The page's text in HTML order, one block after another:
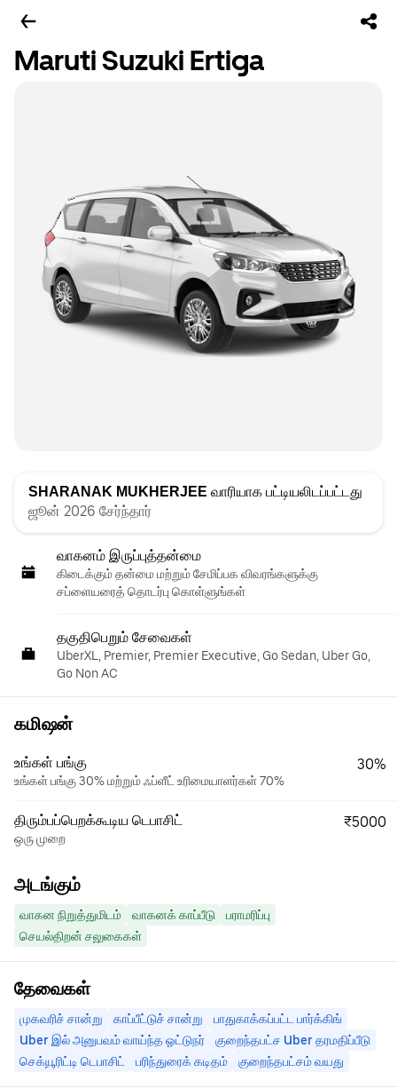
Maruti Suzuki Ertiga
SHARANAK MUKHERJEE வாரியாக பட்டியலிடப்பட்டது
ஜூன் 2026 சேர்ந்தார்
வாகனம் இருப்புத்தன்மை
கிடைக்கும் தன்மை மற்றும் சேமிப்பக விவரங்களுக்கு
சப்ளையரைத் தொடர்பு கொள்ளுங்கள்
தகுதிபெறும் சேவைகள்
UberXL, Premier, Premier Executive, Go Sedan, Uber Go,
Go Non AC
கமிஷன்
உங்கள் பங்கு
உங்கள் பங்கு 30% மற்றும் ஃப்ளீட் உரிமையாளர்கள் 70%
30%
திரும்பப்பெறக்கூடிய டெபாசிட்
ஒரு முறை
₹5000
அடங்கும்
வாகன நிறுத்துமிடம் வாகனக் காப்பீடு
பராமரிப்பு
செயல்திறன் சலுகைகள்
தேவைகள்
முகவரிச் சான்று காப்பீட்டுச் சான்று
பாதுகாக்கப்பட்ட பார்க்கிங்
Uber இல் அனுபவம் வாய்ந்த ஓட்டுநர்
குறைந்தபட்ச Uber தரமதிப்பீடு
செக்யூரிட்டி டெபாசிட்
பரிந்துரைக் கடிதம் குறைந்தபட்சம் வயது